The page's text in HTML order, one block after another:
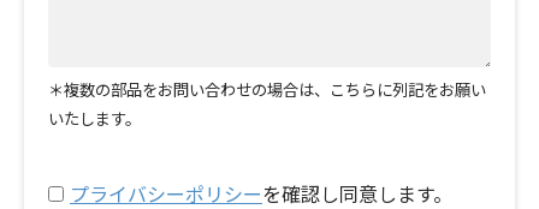
＊複数の部品をお問い合わせの場合は、こちらに列記をお願い
いたします。
プライバシーポリシーを確認し同意します。